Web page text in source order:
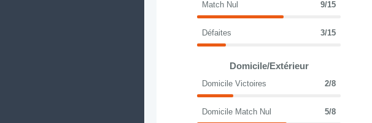
Match Nul 9/15
Défaites 3/15
Domicile/Extérieur
Domicile Victoires 2/8
Domicile Match Nul 5/8